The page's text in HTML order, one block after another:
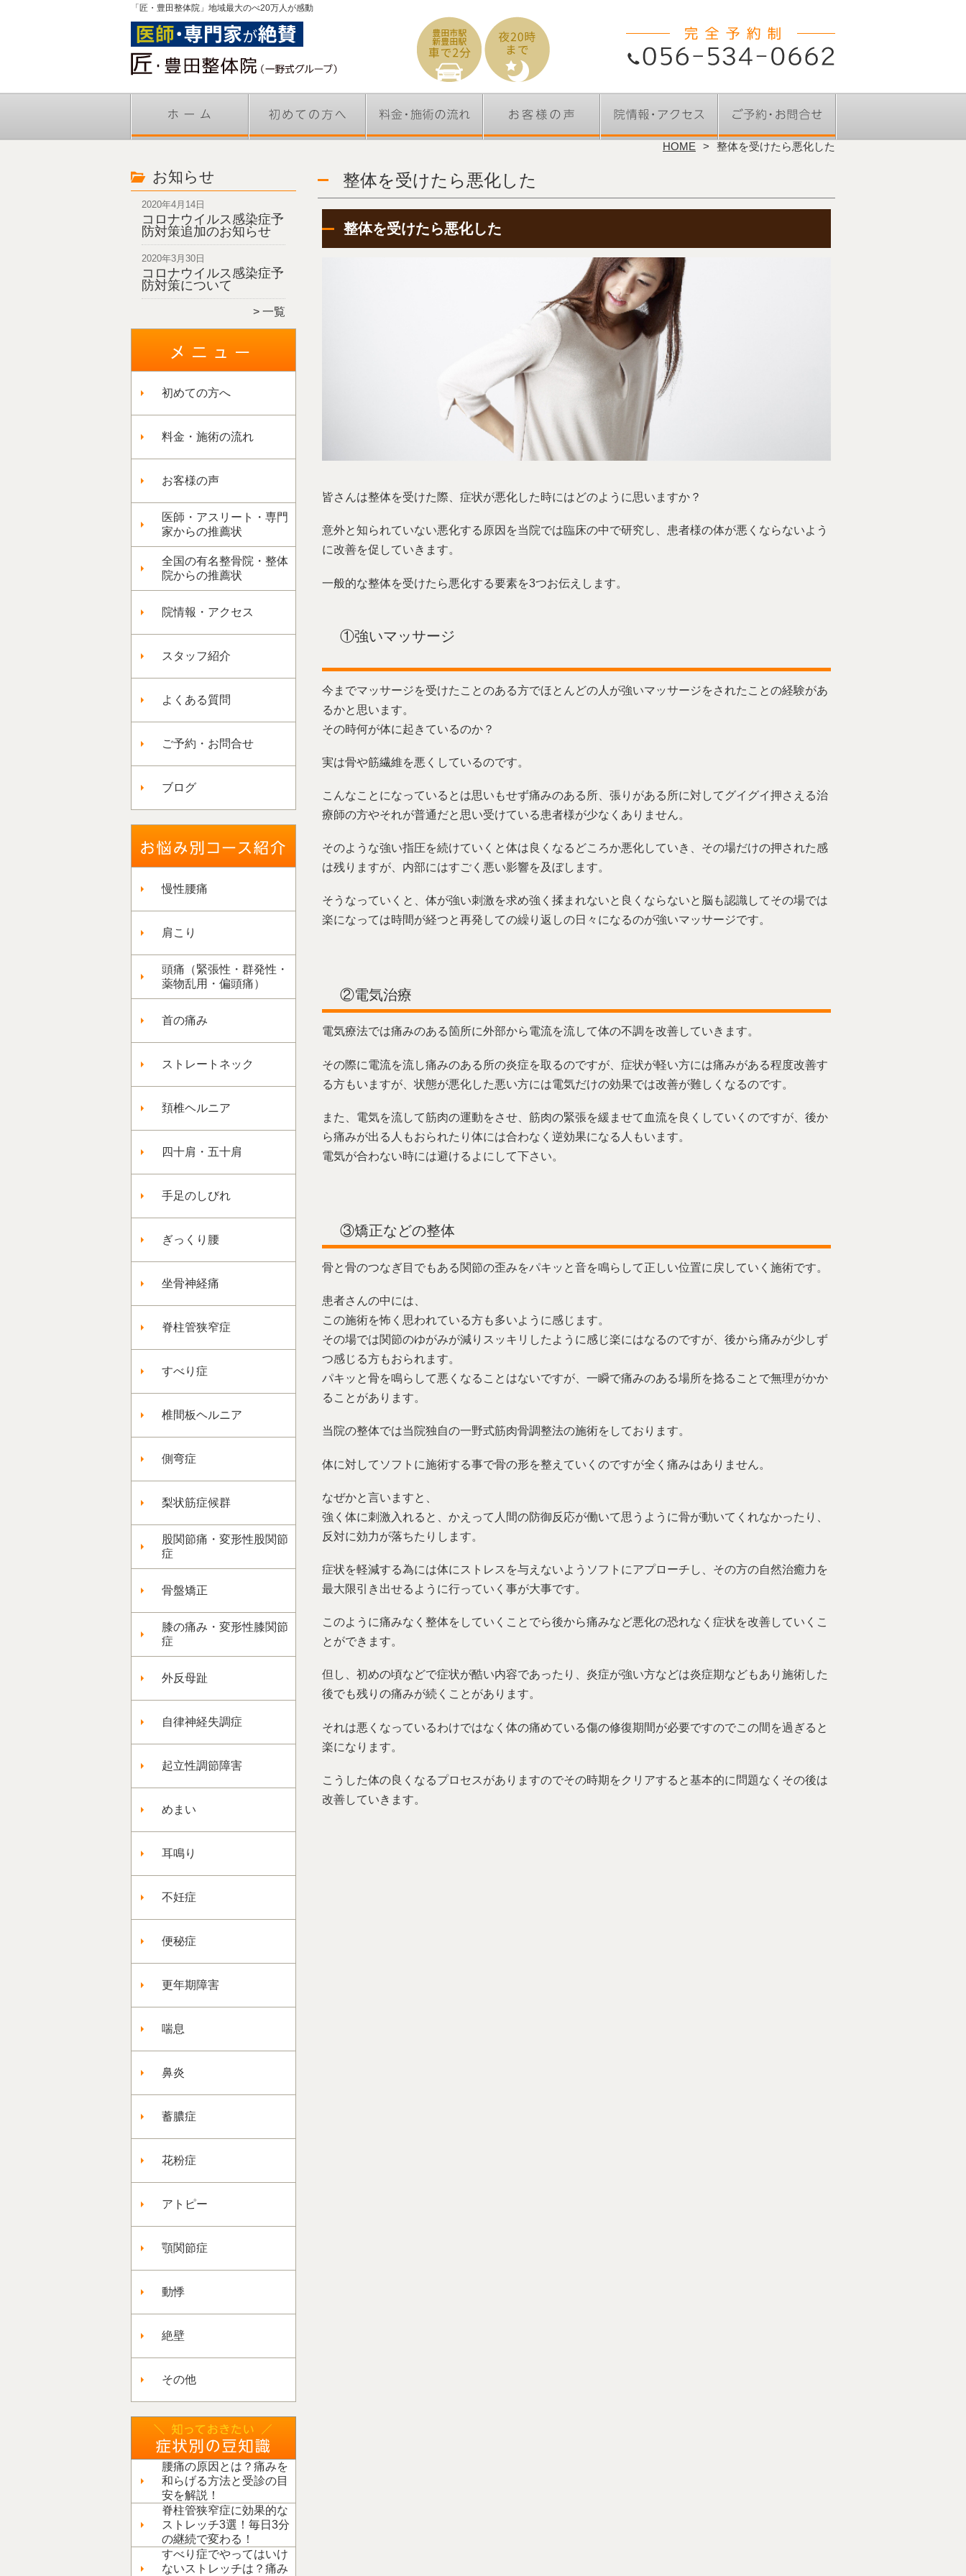
「匠・豊田整体院」地域最大のべ20万人が感動
HOME 整体を受けたら悪化した
お知らせ
2020年4月14日
コロナウイルス感染症予
防対策追加のお知らせ
2020年3月30日
コロナウイルス感染症予
防対策について
一覧
初めての方へ
料金・施術の流れ
お客様の声
医師・アスリート・専門
家からの推薦状
全国の有名整骨院・整体
院からの推薦状
院情報・アクセス
スタッフ紹介
よくある質問
ご予約・お問合せ
ブログ
慢性腰痛
肩こり
頭痛（緊張性・群発性・
薬物乱用・偏頭痛）
首の痛み
ストレートネック
頚椎ヘルニア
四十肩・五十肩
手足のしびれ
ぎっくり腰
坐骨神経痛
脊柱管狭窄症
すべり症
椎間板ヘルニア
側弯症
梨状筋症候群
股関節痛・変形性股関節
症
骨盤矯正
膝の痛み・変形性膝関節
症
外反母趾
自律神経失調症
起立性調節障害
めまい
耳鳴り
不妊症
便秘症
更年期障害
喘息
鼻炎
蓄膿症
花粉症
アトピー
顎関節症
動悸
絶壁
その他
腰痛の原因とは？痛みを
和らげる方法と受診の目
安を解説！
脊柱管狭窄症に効果的な
ストレッチ3選！毎日3分
の継続で変わる！
すべり症でやってはいけ
ないストレッチは？痛み
整体を受けたら悪化した
整体を受けたら悪化した
皆さんは整体を受けた際、症状が悪化した時にはどのように思いますか？
意外と知られていない悪化する原因を当院では臨床の中で研究し、患者様の体が悪くならないよう
に改善を促していきます。
一般的な整体を受けたら悪化する要素を3つお伝えします。
①強いマッサージ
今までマッサージを受けたことのある方でほとんどの人が強いマッサージをされたことの経験があ
るかと思います。
その時何が体に起きているのか？
実は骨や筋繊維を悪くしているのです。
こんなことになっているとは思いもせず痛みのある所、張りがある所に対してグイグイ押さえる治
療師の方やそれが普通だと思い受けている患者様が少なくありません。
そのような強い指圧を続けていくと体は良くなるどころか悪化していき、その場だけの押された感
は残りますが、内部にはすごく悪い影響を及ぼします。
そうなっていくと、体が強い刺激を求め強く揉まれないと良くならないと脳も認識してその場では
楽になっては時間が経つと再発しての繰り返しの日々になるのが強いマッサージです。
②電気治療
電気療法では痛みのある箇所に外部から電流を流して体の不調を改善していきます。
その際に電流を流し痛みのある所の炎症を取るのですが、症状が軽い方には痛みがある程度改善す
る方もいますが、状態が悪化した悪い方には電気だけの効果では改善が難しくなるのです。
また、電気を流して筋肉の運動をさせ、筋肉の緊張を緩ませて血流を良くしていくのですが、後か
ら痛みが出る人もおられたり体には合わなく逆効果になる人もいます。
電気が合わない時には避けるよにして下さい。
③矯正などの整体
骨と骨のつなぎ目でもある関節の歪みをパキッと音を鳴らして正しい位置に戻していく施術です。
患者さんの中には、
この施術を怖く思われている方も多いように感じます。
その場では関節のゆがみが減りスッキリしたように感じ楽にはなるのですが、後から痛みが少しず
つ感じる方もおられます。
パキッと骨を鳴らして悪くなることはないですが、一瞬で痛みのある場所を捻ることで無理がかか
ることがあります。
当院の整体では当院独自の一野式筋肉骨調整法の施術をしております。
体に対してソフトに施術する事で骨の形を整えていくのですが全く痛みはありません。
なぜかと言いますと、
強く体に刺激入れると、かえって人間の防御反応が働いて思うように骨が動いてくれなかったり、
反対に効力が落ちたりします。
症状を軽減する為には体にストレスを与えないようソフトにアプローチし、その方の自然治癒力を
最大限引き出せるように行っていく事が大事です。
このように痛みなく整体をしていくことでら後から痛みなど悪化の恐れなく症状を改善していくこ
とができます。
但し、初めの頃などで症状が酷い内容であったり、炎症が強い方などは炎症期などもあり施術した
後でも残りの痛みが続くことがあります。
それは悪くなっているわけではなく体の痛めている傷の修復期間が必要ですのでこの間を過ぎると
楽になります。
こうした体の良くなるプロセスがありますのでその時期をクリアすると基本的に問題なくその後は
改善していきます。